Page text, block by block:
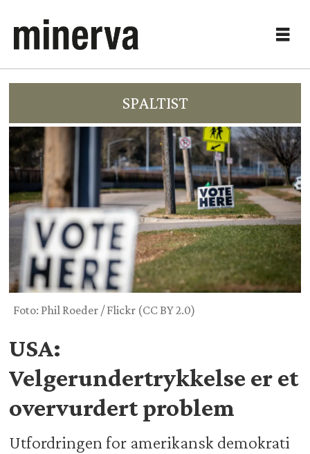
SPALTIST
Foto: Phil Roeder / Flickr (CC BY 2.0)
USA:
Velgerundertrykkelse er et
overvurdert problem
Utfordringen for amerikansk demokrati